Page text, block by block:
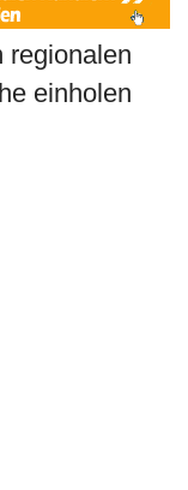
regionalen
einholen